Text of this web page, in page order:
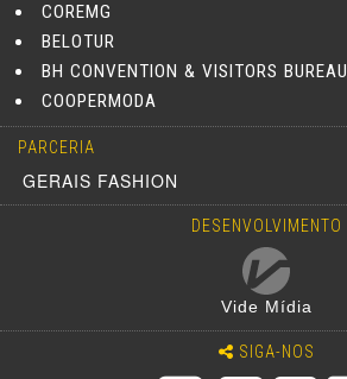
COREMG
BELOTUR
BH CONVENTION & VISITORS BUREAU
COOPERMODA
PARCERIA
GERAIS FASHION
DESENVOLVIMENTO
Vide Mídia
SIGA-NOS